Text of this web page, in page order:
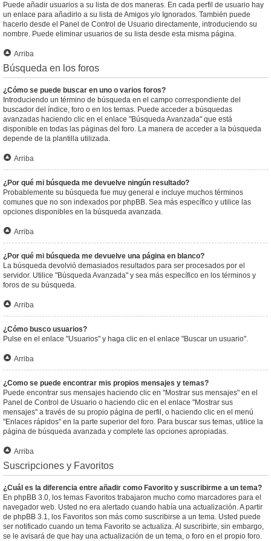
Puede añadir usuarios a su lista de dos maneras. En cada perfil de usuario hay
un enlace para añadirlo a su lista de Amigos y/o Ignorados. También puede
hacerlo desde el Panel de Control de Usuario directamente, introduciendo su
nombre. Puede eliminar usuarios de su lista desde esta misma página.
Arriba
Búsqueda en los foros
¿Cómo se puede buscar en uno o varios foros?
Introduciendo un término de búsqueda en el campo correspondiente del
buscador del índice, foro o en los temas. Puede acceder a búsquedas
avanzadas haciendo clic en el enlace "Búsqueda Avanzada" que está
disponible en todas las páginas del foro. La manera de acceder a la búsqueda
depende de la plantilla utilizada.
Arriba
¿Por qué mi búsqueda me devuelve ningún resultado?
Probablemente su búsqueda fue muy general e incluye muchos términos
comunes que no son indexados por phpBB. Sea más específico y utilice las
opciones disponibles en la búsqueda avanzada.
Arriba
¿Por qué mi búsqueda me devuelve una página en blanco?
La búsqueda devolvió demasiados resultados para ser procesados por el
servidor. Utilice "Búsqueda Avanzada" y sea más específico en los términos y
foros de su búsqueda.
Arriba
¿Cómo busco usuarios?
Pulse en el enlace "Usuarios" y haga clic en el enlace "Buscar un usuario".
Arriba
¿Como se puede encontrar mis propios mensajes y temas?
Puede encontrar sus mensajes haciendo clic en "Mostrar sus mensajes" en el
Panel de Control de Usuario o haciendo clic en el enlace "Mostrar sus
mensajes" a través de su propio página de perfil, o haciendo clic en el menú
"Enlaces rápidos" en la parte superior del foro. Para buscar sus temas, utilice la
página de búsqueda avanzada y complete las opciones apropiadas.
Arriba
Suscripciones y Favoritos
¿Cuál es la diferencia entre añadir como Favorito y suscribirme a un tema?
En phpBB 3.0, los temas Favoritos trabajaron mucho como marcadores para el
navegador web. Usted no era alertado cuando había una actualización. A partir
de phpBB 3.1, los Favoritos son más como suscribirse a un tema. Usted puede
ser notificado cuando un tema Favorito se actualiza. Al suscribirte, sin embargo,
se le avisará de que hay una actualización de un tema, o foro en el propio foro.